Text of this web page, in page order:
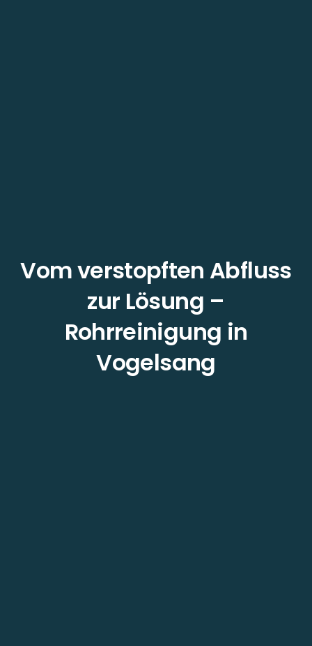
Vom verstopften Abfluss
zur Lösung –
Rohrreinigung in
Vogelsang